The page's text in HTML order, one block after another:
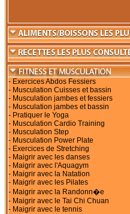
- Exercices Abdos Fessiers
- Musculation Cuisses et bassin
- Musculation jambes et fessiers
- Musculation jambes et bassin
- Pratiquer le Yoga
- Musculation Cardio Training
- Musculation Step
- Musculation Power Plate
- Exercices de Stretching
- Maigrir avec les danses
- Maigrir avec l'Aquagym
- Maigrir avec la Natation
- Maigrir avec les Pilates
- Maigrir avec la Randonn�e
- Maigrir avec le Tai Chi Chuan
- Maigrir avec le tennis